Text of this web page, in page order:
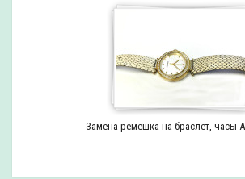
Замена ремешка на браслет, часы